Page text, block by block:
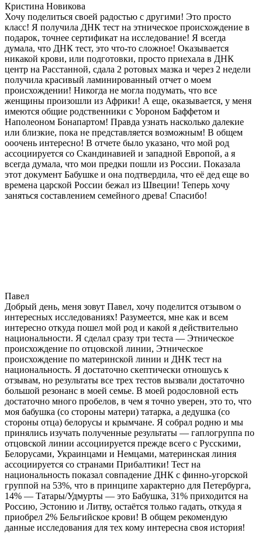
Кристина Новикова
Хочу поделиться своей радостью с другими! Это просто
класс! Я получила ДНК тест на этническое происхождение в
подарок, точнее сертификат на исследование! Я всегда
думала, что ДНК тест, это что-то сложное! Оказывается
никакой крови, или подготовки, просто приехала в ДНК
центр на Расстанной, сдала 2 ротовых мазка и через 2 недели
получила красивый ламинированный отчет о моем
происхождении! Никогда не могла подумать, что все
женщины произошли из Африки! А еще, оказывается, у меня
имеются общие родственники с Уороном Баффетом и
Наполеоном Бонапартом! Правда узнать насколько далекие
или близкие, пока не представляется возможным! В общем
ооочень интересно! В отчете было указано, что мой род
ассоциируется со Скандинавией и западной Европой, а я
всегда думала, что мои предки пошли из России. Показала
этот документ Бабушке и она подтвердила, что её дед еще во
времена царской России бежал из Швеции! Теперь хочу
заняться составлением семейного древа! Спасибо!
Павел
Добрый день, меня зовут Павел, хочу поделится отзывом о
интересных исследованиях! Разумеется, мне как и всем
интересно откуда пошел мой род и какой я действительно
национальности. Я сделал сразу три теста — Этническое
происхождение по отцовской линии, Этническое
происхождение по материнской линии и ДНК тест на
национальность. Я достаточно скептически отношусь к
отзывам, но результаты все трех тестов вызвали достаточно
большой резонанс в моей семье. В моей родословной есть
достаточно много пробелов, в чем я точно уверен, это то, что
моя бабушка (со стороны матери) татарка, а дедушка (со
стороны отца) белорусы и крымчане. Я собрал родню и мы
принялись изучать полученные результаты — гаплогруппа по
отцовской линии ассоциируется прежде всего с Русскими,
Белорусами, Украинцами и Немцами, материнская линия
ассоциируется со странами Прибалтики! Тест на
национальность показал совпадение ДНК с финно-угорской
группой на 53%, что в принципе характерно для Петербурга,
14% — Татары/Удмурты — это Бабушка, 31% приходится на
Россию, Эстонию и Литву, остаётся только гадать, откуда я
приобрел 2% Бельгийское крови! В общем рекомендую
данные исследования для тех кому интересна своя история!